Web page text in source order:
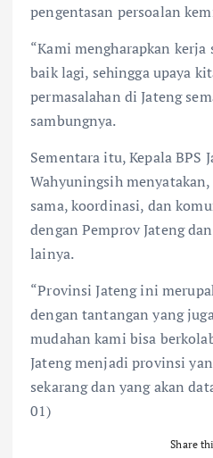
pengentasan persoalan
“Kami mengharapkan
baik lagi, sehingga upaya
permasalahan di Jateng
sambungnya.
Sementara itu, Kepala BPS
Wahyuningsih
sama, koordinasi, dan
dengan Pemprov Jateng
lainya.
“Provinsi Jateng ini
dengan tantangan yang
mudahan kami bisa
Jateng menjadi provinsi
sekarang dan yang akan
01)
Share